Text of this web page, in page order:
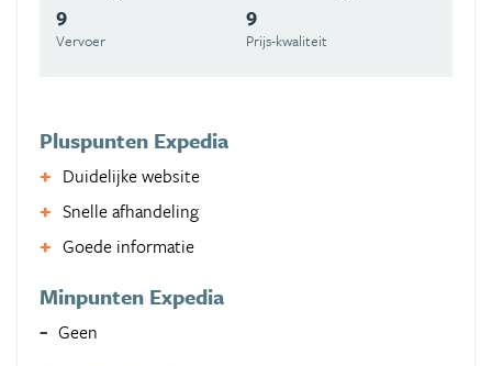
9
Vervoer
9
Prijs-kwaliteit
Pluspunten Expedia
Duidelijke website
Snelle afhandeling
Goede informatie
Minpunten Expedia
Geen